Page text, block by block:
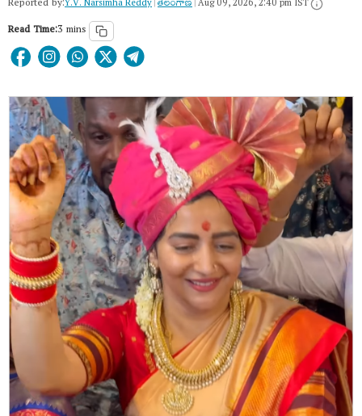
Y.V. Narsimha Reddy|తెలంగాణ‌|Aug 09, 2026, 2:40 pm IST
Read Time:3 mins